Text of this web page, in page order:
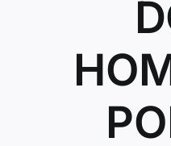
Trámites y Servicios